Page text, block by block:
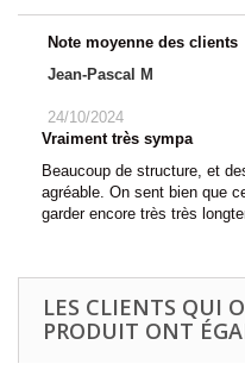
Note moyenne des clients
Jean-Pascal M
24/10/2024
Vraiment très sympa
Beaucoup de structure, et
agréable. On sent bien que
garder encore très très
LES CLIENTS QUI
PRODUIT ONT